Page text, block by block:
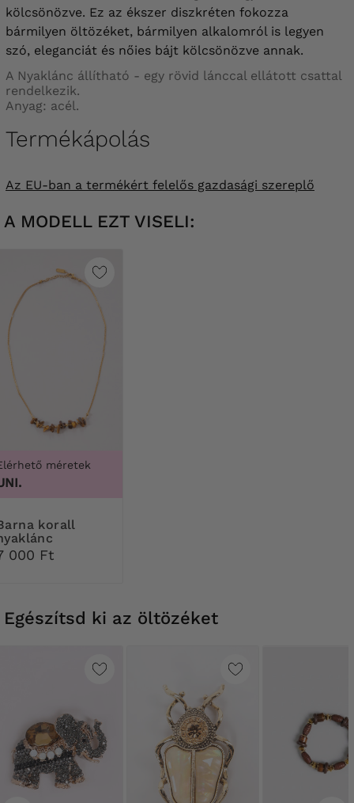
kölcsönözve. Ez az ékszer diszkréten fokozza
bármilyen öltözéket, bármilyen alkalomról is legyen
szó, eleganciát és nőies bájt kölcsönözve annak.
A Nyaklánc állítható - egy rövid lánccal ellátott csattal
rendelkezik.
Anyag: acél.
Termékápolás
Az EU-ban a termékért felelős gazdasági szereplő
A MODELL EZT VISELI:
méretek
000 Ft
Egészítsd ki az öltözéket